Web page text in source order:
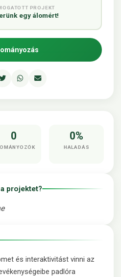
PROJEKT
egy álomért!
0 0%
HALADÁS
projektet?
és interaktivitást vinni az
padlóra